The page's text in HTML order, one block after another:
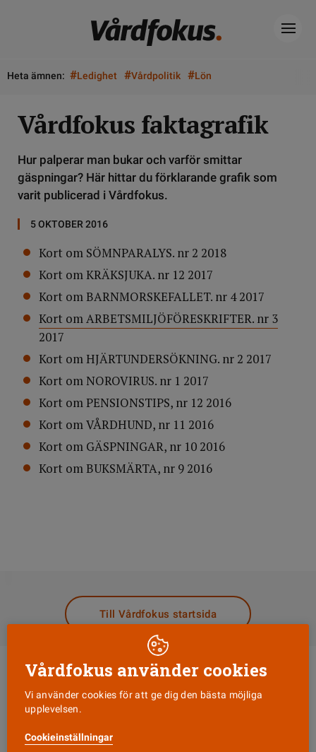
Heta ämnen: #Ledighet #Vårdpolitik #Lön
Vårdfokus faktagrafik
Hur palperar man bukar och varför smittar
gäspningar? Här hittar du förklarande grafik som
varit publicerad i Vårdfokus.
5 OKTOBER 2016
Kort om SÖMNPARALYS. nr 2 2018
Kort om KRÄKSJUKA. nr 12 2017
Kort om BARNMORSKEFALLET. nr 4 2017
Kort om ARBETSMILJÖFÖRESKRIFTER. nr 3
2017
Kort om HJÄRTUNDERSÖKNING. nr 2 2017
Kort om NOROVIRUS. nr 1 2017
Kort om PENSIONSTIPS, nr 12 2016
Kort om VÅRDHUND, nr 11 2016
Kort om GÄSPNINGAR, nr 10 2016
Kort om BUKSMÄRTA, nr 9 2016
Till Vårdfokus startsida
Läs senaste numret
Vårdfokus använder cookies
Vi använder cookies för att ge dig den bästa möjliga
upplevelsen.
Cookieinställningar